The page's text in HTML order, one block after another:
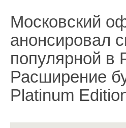
Московский
анонсировал
популярной в
Расширение
Platinum